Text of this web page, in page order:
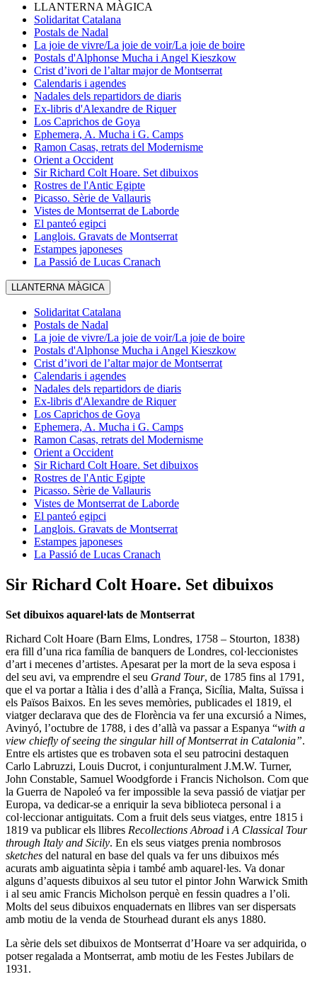
LLANTERNA MÀGICA
Solidaritat Catalana
Postals de Nadal
La joie de vivre/La joie de voir/La joie de boire
Postals d'Alphonse Mucha i Angel Kieszkow
Crist d’ivori de l’altar major de Montserrat
Calendaris i agendes
Nadales dels repartidors de diaris
Ex-libris d'Alexandre de Riquer
Los Caprichos de Goya
Ephemera, A. Mucha i G. Camps
Ramon Casas, retrats del Modernisme
Orient a Occident
Sir Richard Colt Hoare. Set dibuixos
Rostres de l'Antic Egipte
Picasso. Sèrie de Vallauris
Vistes de Montserrat de Laborde
El panteó egipci
Langlois. Gravats de Montserrat
Estampes japoneses
La Passió de Lucas Cranach
LLANTERNA MÀGICA
Solidaritat Catalana
Postals de Nadal
La joie de vivre/La joie de voir/La joie de boire
Postals d'Alphonse Mucha i Angel Kieszkow
Crist d’ivori de l’altar major de Montserrat
Calendaris i agendes
Nadales dels repartidors de diaris
Ex-libris d'Alexandre de Riquer
Los Caprichos de Goya
Ephemera, A. Mucha i G. Camps
Ramon Casas, retrats del Modernisme
Orient a Occident
Sir Richard Colt Hoare. Set dibuixos
Rostres de l'Antic Egipte
Picasso. Sèrie de Vallauris
Vistes de Montserrat de Laborde
El panteó egipci
Langlois. Gravats de Montserrat
Estampes japoneses
La Passió de Lucas Cranach
Sir Richard Colt Hoare. Set dibuixos
Set dibuixos aquarel·lats de Montserrat
Richard Colt Hoare (Barn Elms, Londres, 1758 – Stourton, 1838)
era fill d’una rica família de banquers de Londres, col·leccionistes
d’art i mecenes d’artistes. Apesarat per la mort de la seva esposa i
del seu avi, va emprendre el seu Grand Tour, de 1785 fins al 1791,
que el va portar a Itàlia i des d’allà a França, Sicília, Malta, Suïssa i
els Països Baixos. En les seves memòries, publicades el 1819, el
viatger declarava que des de Florència va fer una excursió a Nimes,
Avinyó, l’octubre de 1788, i des d’allà va passar a Espanya “with a
view chiefly of seeing the singular hill of Montserrat in Catalonia”.
Entre els artistes que es trobaven sota el seu patrocini destaquen
Carlo Labruzzi, Louis Ducrot, i conjunturalment J.M.W. Turner,
John Constable, Samuel Woodgforde i Francis Nicholson. Com que
la Guerra de Napoleó va fer impossible la seva passió de viatjar per
Europa, va dedicar-se a enriquir la seva biblioteca personal i a
col·leccionar antiguitats. Com a fruit dels seus viatges, entre 1815 i
1819 va publicar els llibres Recollections Abroad i A Classical Tour
through Italy and Sicily. En els seus viatges prenia nombrosos
sketches del natural en base del quals va fer uns dibuixos més
acurats amb aiguatinta sèpia i també amb aquarel·les. Va donar
alguns d’aquests dibuixos al seu tutor el pintor John Warwick Smith
i al seu amic Francis Micholson perquè en fessin quadres a l’oli.
Molts del seus dibuixos enquadernats en llibres van ser dispersats
amb motiu de la venda de Stourhead durant els anys 1880.
La sèrie dels set dibuixos de Montserrat d’Hoare va ser adquirida, o
potser regalada a Montserrat, amb motiu de les Festes Jubilars de
1931.